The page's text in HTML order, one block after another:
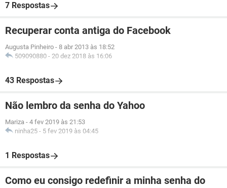
7 Respostas
Recuperar conta antiga do Facebook
Augusta Pinheiro - 8 abr 2013 às 18:52
509090880 - 20 dez 2018 às 16:06
43 Respostas
Não lembro da senha do Yahoo
Mariza - 4 fev 2019 às 21:53
ninha25 - 5 fev 2019 às 04:45
1 Respostas
Como eu consigo redefinir a minha senha do